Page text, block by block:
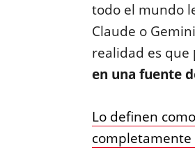
todo el mundo
Claude o
realidad es que
en una fuente
Lo definen